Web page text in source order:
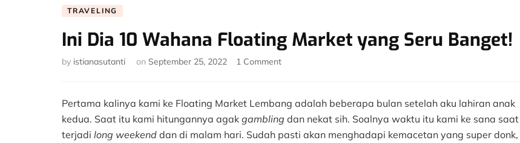
TRAVELING
Ini Dia 10 Wahana Floating Market yang Seru Banget!
by istianasutanti on September 25, 2022 1 Commenton
10
Wahana
Floating
Market
Pertama kalinya kami ke Floating Market Lembang adalah beberapa bulan setelah aku lahiran anak
kedua. Saat itu kami hitungannya agak gambling dan nekat sih. Soalnya waktu itu kami ke sana saat
terjadi long weekend dan di malam hari. Sudah pasti akan menghadapi kemacetan yang super donk,